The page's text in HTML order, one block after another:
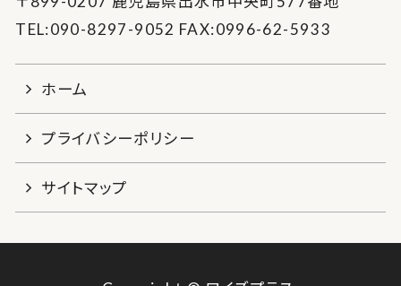
TEL:090-8297-9052 FAX:0996-62-5933
ホーム
プライバシーポリシー
サイトマップ